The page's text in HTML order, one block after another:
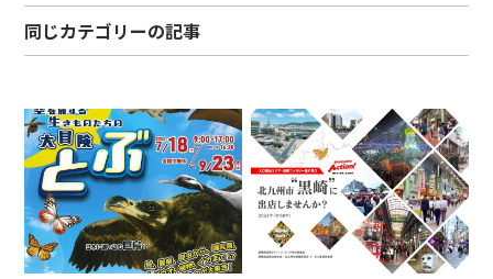
同じカテゴリーの記事